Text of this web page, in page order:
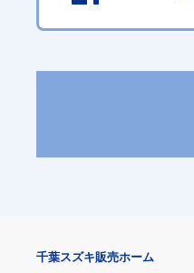
千葉スズキ販売ホーム